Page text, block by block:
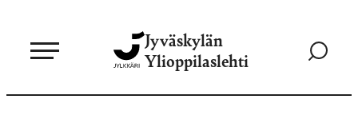
sisältöön
Jyväskylän
Ylioppilaslehti
Siirry